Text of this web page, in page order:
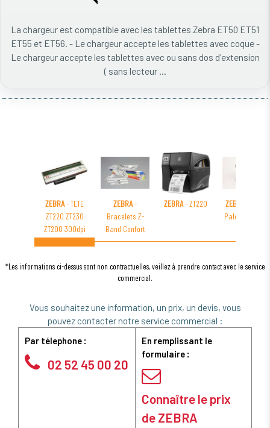
La chargeur est compatible avec les tablettes Zebra ET50 ET51
ET55 et ET56. - Le chargeur accepte les tablettes avec coque -
Le chargeur accepte les tablettes avec ou sans dos d'extension
( sans lecteur ...
ZEBRA- TETE
ZT220 ZT230
ZT200 300dpi
ZEBRA-
Bracelets Z-
Band Confort
ZEBRA- ZT220 ZEBRA
Palette RW420
*Les informations ci-dessus sont non contractuelles, veillez à prendre contact avec le service
commercial.
Vous souhaitez une information, un prix, un devis, vous
pouvez contacter notre service commercial :
Par télephone :
02 52 45 00 20
En remplissant le
formulaire :
Connaître le prix
de ZEBRA